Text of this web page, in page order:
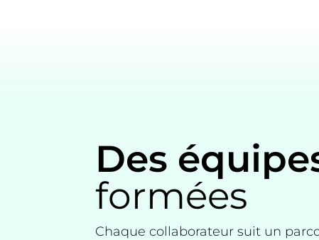
Des
formées
Chaque collaborateur suit un